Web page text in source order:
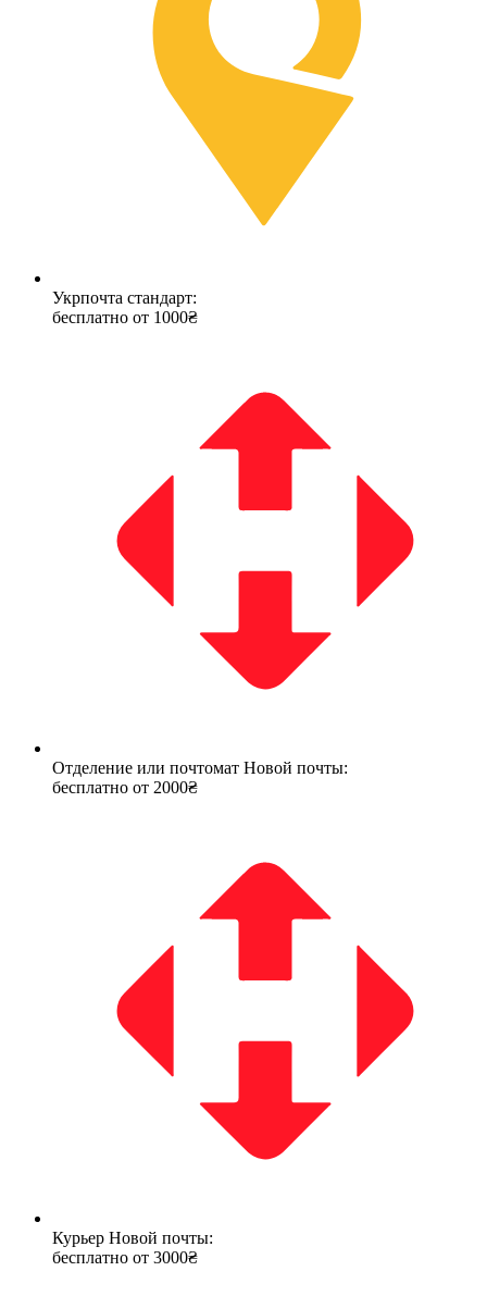
Укрпочта стандарт:
бесплатно от 1000₴
Отделение или почтомат Новой почты:
бесплатно от 2000₴
Курьер Новой почты:
бесплатно от 3000₴